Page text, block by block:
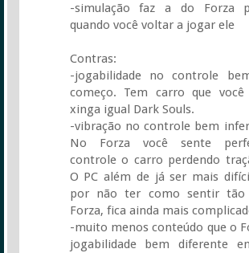
-simulação faz a do Forza
quando você voltar a jogar ele
Contras:
-jogabilidade no controle
começo. Tem carro que
xinga igual Dark Souls.
-vibração no controle bem
No Forza você sente
controle o carro perdendo
O PC além de já ser mais
por não ter como sentir
Forza, fica ainda mais
-muito menos conteúdo que o
jogabilidade bem diferente